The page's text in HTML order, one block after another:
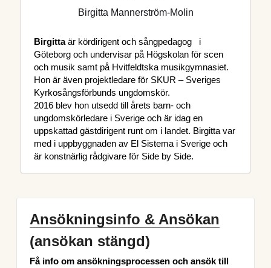
Birgitta Mannerström-Molin
Birgitta är kördirigent och sångpedagog   i
Göteborg och undervisar på Högskolan för scen
och musik samt på Hvitfeldtska musikgymnasiet.
Hon är även projektledare för SKUR – Sveriges
Kyrkosångsförbunds ungdomskör.
2016 blev hon utsedd till årets barn- och
ungdomskörledare i Sverige och är idag en
uppskattad gästdirigent runt om i landet. Birgitta var
med i uppbyggnaden av El Sistema i Sverige och
är konstnärlig rådgivare för Side by Side.
Ansökningsinfo & Ansökan
(ansökan stängd)
Få info om ansökningsprocessen och ansök till